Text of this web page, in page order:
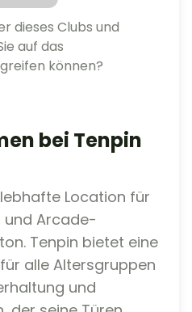
dieses Clubs und
auf das
können?
bei Tenpin
Location für
und Arcade-
Tenpin bietet eine
alle Altersgruppen
und